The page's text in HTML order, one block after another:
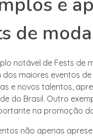
de moda
notável de Fests de
dos maiores eventos
e novos talentos,
do Brasil. Outro
na promoção
não apenas